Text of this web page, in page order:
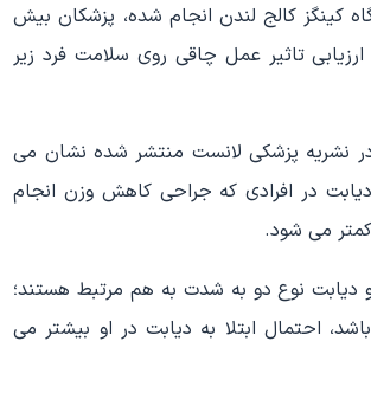
کینگز کالج لندن انجام شده، پزشکان بیش
برای ارزیابی تاثیر عمل چاقی روی سلامت فرد زیر
نشریه پزشکی لانست منتشر شده نشان می
در افرادی که جراحی کاهش وزن انجام
نوع دو به شدت به هم مرتبط هستند؛
احتمال ابتلا به دیابت در او بیشتر می